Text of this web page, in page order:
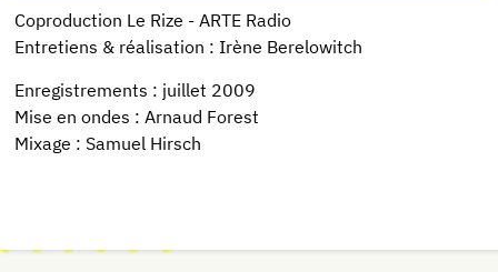
Coproduction Le Rize - ARTE Radio
Entretiens & réalisation : Irène Berelowitch
Enregistrements : juillet 2009
Mise en ondes : Arnaud Forest
Mixage : Samuel Hirsch